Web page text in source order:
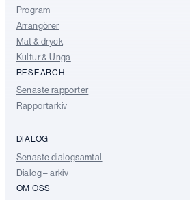
Program
Arrangörer
Mat & dryck
Kultur & Unga
RESEARCH
Senaste rapporter
Rapportarkiv
DIALOG
Senaste dialogsamtal
Dialog – arkiv
OM OSS